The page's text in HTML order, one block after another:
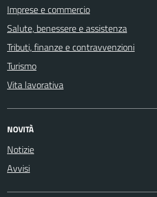
Imprese e commercio
Salute, benessere e assistenza
Tributi, finanze e contravvenzioni
Turismo
Vita lavorativa
NOVITÀ
Notizie
Avvisi